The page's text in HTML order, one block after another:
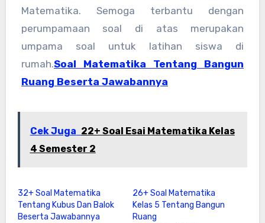
Matematika. Semoga terbantu dengan
perumpamaan soal di atas merupakan
umpama soal untuk latihan siswa di
rumah.Soal Matematika Tentang Bangun
Ruang Beserta Jawabannya
Cek Juga 22+ Soal Esai Matematika Kelas
4 Semester 2
32+ Soal Matematika
Tentang Kubus Dan Balok
Beserta Jawabannya
26+ Soal Matematika
Kelas 5 Tentang Bangun
Ruang